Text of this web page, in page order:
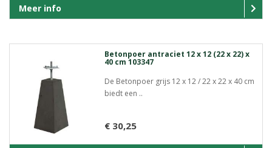
Meer info
Betonpoer antraciet 12 x 12 (22 x 22) x
40 cm 103347
De Betonpoer grijs 12 x 12 / 22 x 22 x 40 cm
biedt een ..
€ 30,25